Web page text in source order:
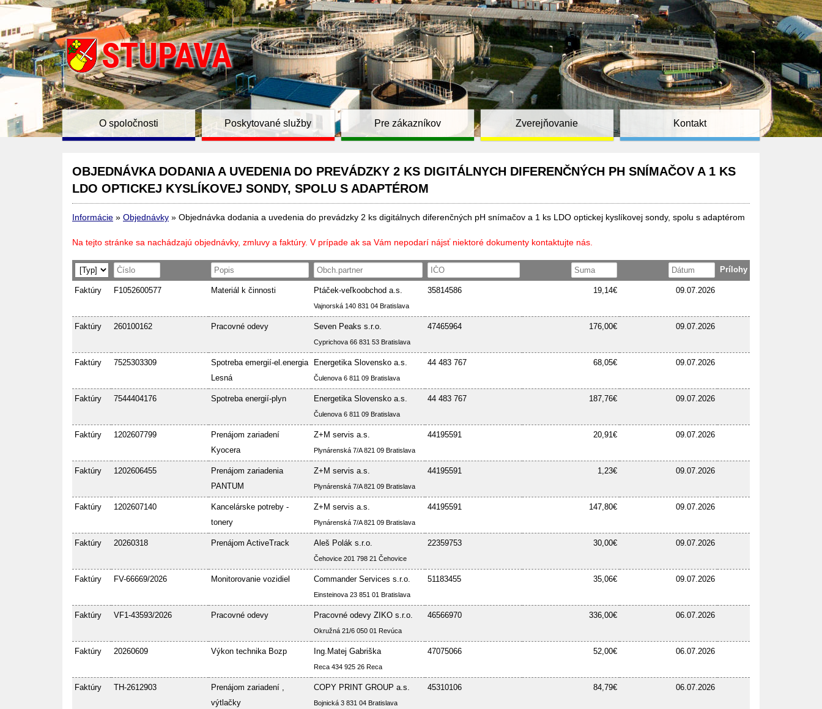
O spoločnosti Poskytované služby Pre zákazníkov Zverejňovanie Kontakt
OBJEDNÁVKA DODANIA A UVEDENIA DO PREVÁDZKY 2 KS DIGITÁLNYCH DIFERENČNÝCH PH SNÍMAČOV A 1 KS
LDO OPTICKEJ KYSLÍKOVEJ SONDY, SPOLU S ADAPTÉROM
Informácie » Objednávky » Objednávka dodania a uvedenia do prevádzky 2 ks digitálnych diferenčných pH snímačov a 1 ks LDO optickej kyslíkovej sondy, spolu s adaptérom
Na tejto stránke sa nachádzajú objednávky, zmluvy a faktúry. V prípade ak sa Vám nepodarí nájsť niektoré dokumenty kontaktujte nás.
Prílohy
Faktúry F1052600577 Materiál k činnosti Ptáček-veľkoobchod a.s.
Vajnorská 140 831 04 Bratislava
35814586 19,14€ 09.07.2026
Faktúry 260100162 Pracovné odevy Seven Peaks s.r.o.
Cyprichova 66 831 53 Bratislava
47465964 176,00€ 09.07.2026
Faktúry 7525303309
Spotreba emergií-el.energia
Lesná
Energetika Slovensko a.s.
Čulenova 6 811 09 Bratislava
44 483 767 68,05€ 09.07.2026
Faktúry 7544404176 Spotreba energií-plyn Energetika Slovensko a.s.
Čulenova 6 811 09 Bratislava
44 483 767 187,76€ 09.07.2026
Faktúry 1202607799
Prenájom zariadení
Kyocera
Z+M servis a.s.
Plynárenská 7/A 821 09 Bratislava
44195591 20,91€ 09.07.2026
Faktúry 1202606455
Prenájom zariadenia
PANTUM
Z+M servis a.s.
Plynárenská 7/A 821 09 Bratislava
44195591 1,23€ 09.07.2026
Faktúry 1202607140
Kancelárske potreby -
tonery
Z+M servis a.s.
Plynárenská 7/A 821 09 Bratislava
44195591 147,80€ 09.07.2026
Faktúry 20260318 Prenájom ActiveTrack Aleš Polák s.r.o.
Čehovice 201 798 21 Čehovice
22359753 30,00€ 09.07.2026
Faktúry FV-66669/2026 Monitorovanie vozidiel Commander Services s.r.o.
Einsteinova 23 851 01 Bratislava
51183455 35,06€ 09.07.2026
Faktúry VF1-43593/2026 Pracovné odevy Pracovné odevy ZIKO s.r.o.
Okružná 21/6 050 01 Revúca
46566970 336,00€ 06.07.2026
Faktúry 20260609 Výkon technika Bozp Ing.Matej Gabriška
Reca 434 925 26 Reca
47075066 52,00€ 06.07.2026
Faktúry TH-2612903
Prenájom zariadení ,
výtlačky
COPY PRINT GROUP a.s.
Bojnická 3 831 04 Bratislava
45310106 84,79€ 06.07.2026